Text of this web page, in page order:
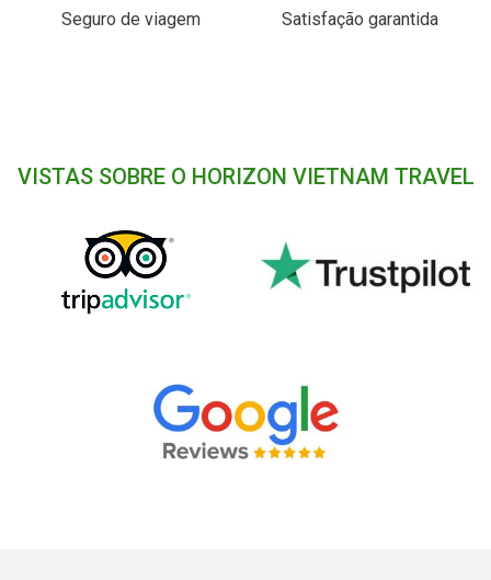
Seguro de viagem Satisfação garantida
VISTAS SOBRE O HORIZON VIETNAM TRAVEL